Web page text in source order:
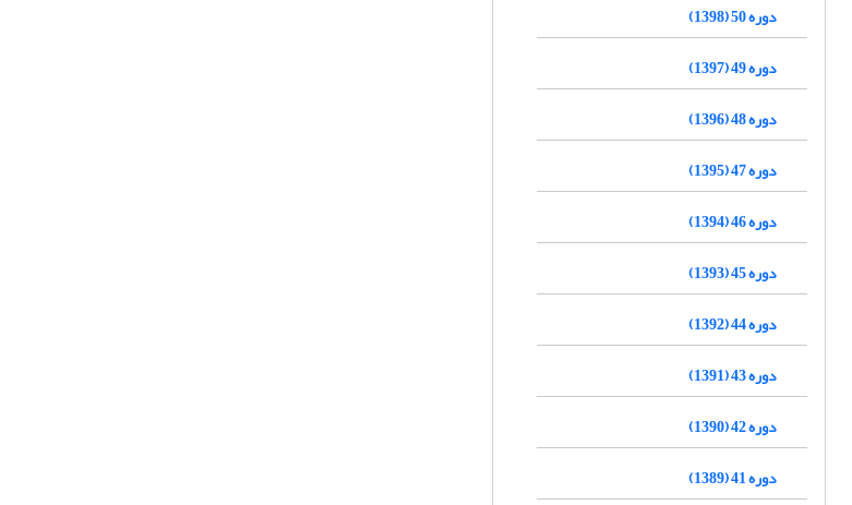
دوره 50 (1398)
دوره 49 (1397)
دوره 48 (1396)
دوره 47 (1395)
دوره 46 (1394)
دوره 45 (1393)
دوره 44 (1392)
دوره 43 (1391)
دوره 42 (1390)
دوره 41 (1389)